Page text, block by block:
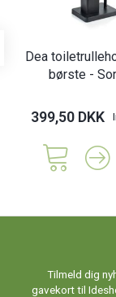
Dea
børste -
399,50 DKK
Tilmeld dig
gavekort til